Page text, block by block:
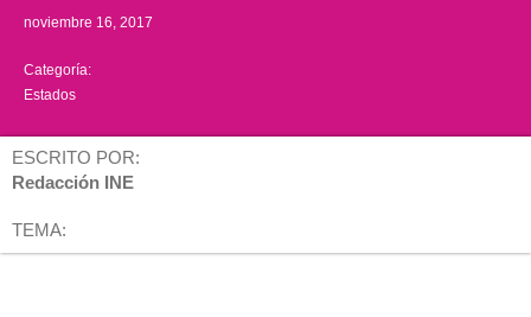
noviembre 16, 2017
Categoría:
Estados
ESCRITO POR:
Redacción INE
TEMA: